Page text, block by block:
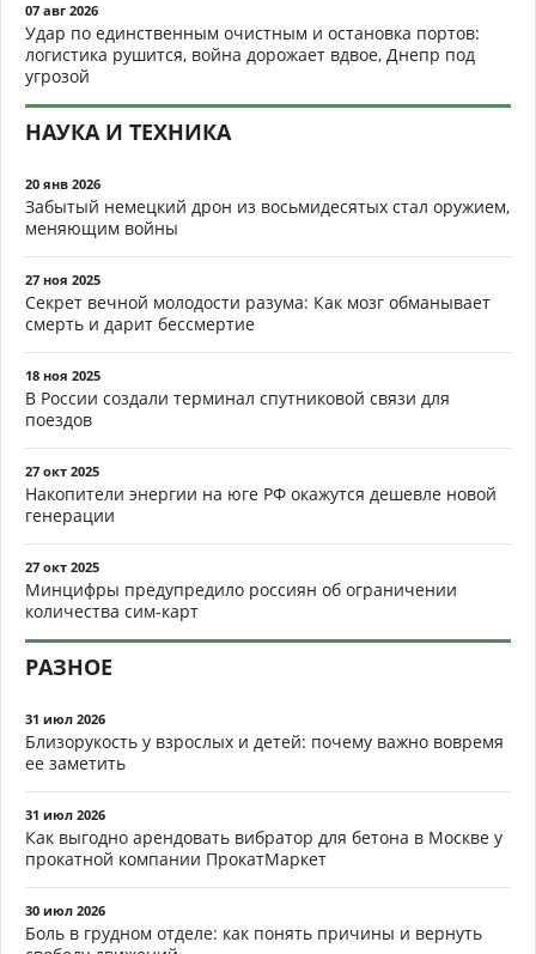
07 авг 2026
Удар по единственным очистным и остановка портов:
логистика рушится, война дорожает вдвое, Днепр под
угрозой
НАУКА И ТЕХНИКА
20 янв 2026
Забытый немецкий дрон из восьмидесятых стал оружием,
меняющим войны
27 ноя 2025
Секрет вечной молодости разума: Как мозг обманывает
смерть и дарит бессмертие
18 ноя 2025
В России создали терминал спутниковой связи для
поездов
27 окт 2025
Накопители энергии на юге РФ окажутся дешевле новой
генерации
27 окт 2025
Минцифры предупредило россиян об ограничении
количества сим-карт
РАЗНОЕ
31 июл 2026
Близорукость у взрослых и детей: почему важно вовремя
ее заметить
31 июл 2026
Как выгодно арендовать вибратор для бетона в Москве у
прокатной компании ПрокатМаркет
30 июл 2026
Боль в грудном отделе: как понять причины и вернуть